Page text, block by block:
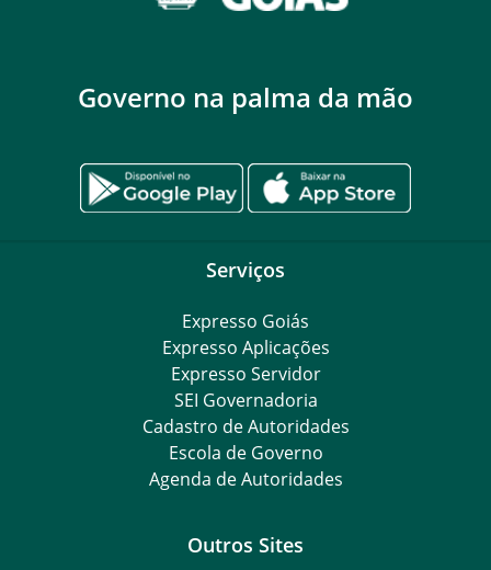
Governo na palma da mão
Serviços
Expresso Goiás
Expresso Aplicações
Expresso Servidor
SEI Governadoria
Cadastro de Autoridades
Escola de Governo
Agenda de Autoridades
Outros Sites